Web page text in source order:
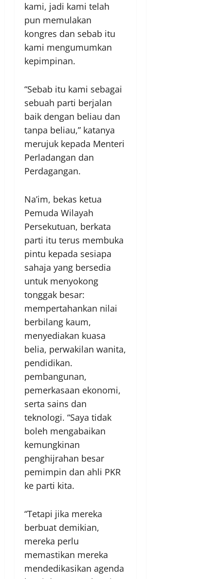
kami, jadi kami telah
pun memulakan
kongres dan sebab itu
kami mengumumkan
kepimpinan.
“Sebab itu kami sebagai
sebuah parti berjalan
baik dengan beliau dan
tanpa beliau,” katanya
merujuk kepada Menteri
Perladangan dan
Perdagangan.
Na’im, bekas ketua
Pemuda Wilayah
Persekutuan, berkata
parti itu terus membuka
pintu kepada sesiapa
sahaja yang bersedia
untuk menyokong
tonggak besar:
mempertahankan nilai
berbilang kaum,
menyediakan kuasa
belia, perwakilan wanita,
pendidikan.
pembangunan,
pemerkasaan ekonomi,
serta sains dan
teknologi. “Saya tidak
boleh mengabaikan
kemungkinan
penghijrahan besar
pemimpin dan ahli PKR
ke parti kita.
“Tetapi jika mereka
berbuat demikian,
mereka perlu
memastikan mereka
mendedikasikan agenda